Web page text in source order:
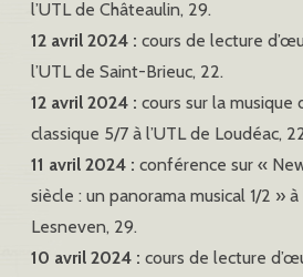
l’UTL de Châteaulin, 29.
12 avril 2024 : cours de lecture
l’UTL de Saint-Brieuc, 22.
12 avril 2024 : cours sur la musique
classique 5/7 à l’UTL de Loudéac,
11 avril 2024 : conférence sur «
siècle : un panorama musical 1/2 » à
Lesneven, 29.
10 avril 2024 : cours de lecture